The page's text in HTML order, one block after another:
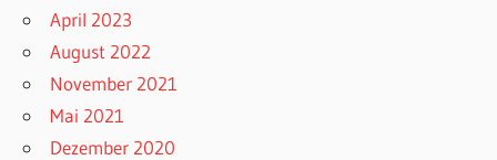
April 2023
August 2022
November 2021
Mai 2021
Dezember 2020